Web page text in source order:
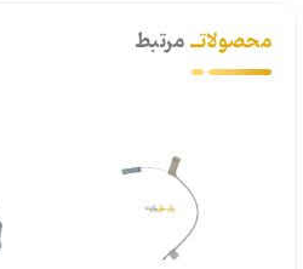
محصولاتــمرتبط